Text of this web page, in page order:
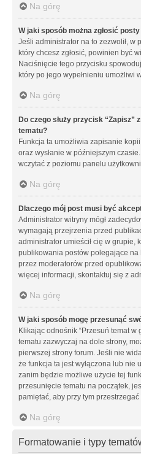
Na górę
W jaki sposób można zgłosić
Jeśli administrator na to zezwolił, w
który chcesz zgłosić, powinien być
Naciśnięcie tego przycisku
który po jego wypełnieniu umożliwi
Na górę
Do czego służy przycisk “Zapisz”
tematu?
Funkcja ta umożliwia zapisanie
oraz wysłanie w późniejszym
wczytać z poziomu panelu
Na górę
Dlaczego mój post musi być
Administrator witryny mógł
wymagają przejrzenia przed
administrator umieścił cię w grupie,
publikowania postów polegające
przez moderatorów przed
więcej informacji, skontaktuj się z
Na górę
W jaki sposób mogę przesunąć
Klikając odnośnik “Przesuń temat w
tematu zazwyczaj na dole strony,
pierwszej strony forum. Jeśli nie
że funkcja ta jest wyłączona lub nie
zanim będzie możliwe użycie tej
przesunięcie tematu na początek,
pamiętać, aby przy tym
Na górę
Formatowanie i typy